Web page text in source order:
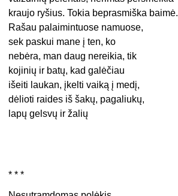
kraujo ryšius. Tokia beprasmiška baimė.
Rašau palaimintuose namuose,
sek paskui mane į ten, ko
nebėra, man daug nereikia, tik
kojinių ir batų, kad galėčiau
išeiti laukan, įkelti vaiką į medį,
dėlioti raides iš šakų, pagaliukų,
lapų gelsvų ir žalių
* * *